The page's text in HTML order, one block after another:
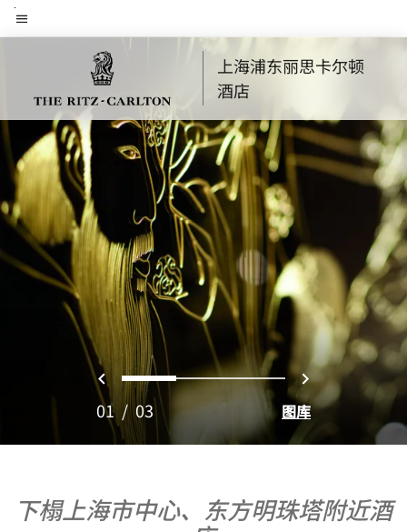
Skip
to菜单文本
上海浦东丽思卡尔顿
酒店
上一页
0 1 2 下一页
01/03 图库
下榻上海市中心、东方明珠塔附近酒